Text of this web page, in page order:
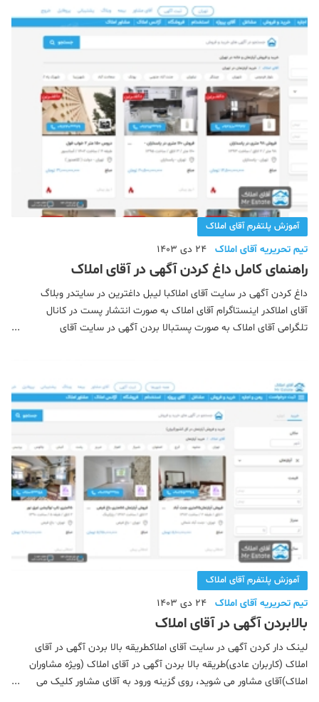
از نوع خدمات و حرفه شما مطلع شوند. از طر
آموزش پلتفرم آقای املاک
تیم تحریریه آقای املاک 24 دی 1403
راهنمای کامل داغ کردن آگهی در آقای املاک
داغ کردن آگهی در سایت آقای املاکبا لیبل داغترین در سایتدر وبلاگ
آقای املاکدر اینستاگرام آقای املاک به صورت انتشار پست در کانال
تلگرامی آقای املاک به صورت پستبالا بردن آگهی در سایت آقای
آموزش پلتفرم آقای املاک
تیم تحریریه آقای املاک 24 دی 1403
بالابردن آگهی در آقای املاک
لینک دار کردن آگهی در سایت آقای املاکطریقه بالا بردن آگهی در آقای
املاک (کاربران عادی)طریقه بالا بردن آگهی در آقای املاک (ویژه مشاوران
املاک)آقای مشاور می شوید، روی گزینه ورود به آقای مشاور کلیک می